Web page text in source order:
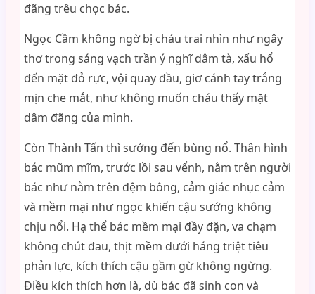
đãng trêu chọc bác.
Ngọc Cầm không ngờ bị cháu trai nhìn như ngây
thơ trong sáng vạch trần ý nghĩ dâm tà, xấu hổ
đến mặt đỏ rực, vội quay đầu, giơ cánh tay trắng
mịn che mắt, như không muốn cháu thấy mặt
dâm đãng của mình.
Còn Thành Tấn thì sướng đến bùng nổ. Thân hình
bác mũm mĩm, trước lồi sau vểnh, nằm trên người
bác như nằm trên đệm bông, cảm giác nhục cảm
và mềm mại như ngọc khiến cậu sướng không
chịu nổi. Hạ thể bác mềm mại đầy đặn, va chạm
không chút đau, thịt mềm dưới háng triệt tiêu
phản lực, kích thích cậu gầm gừ không ngừng.
Điều kích thích hơn là, dù bác đã sinh con và